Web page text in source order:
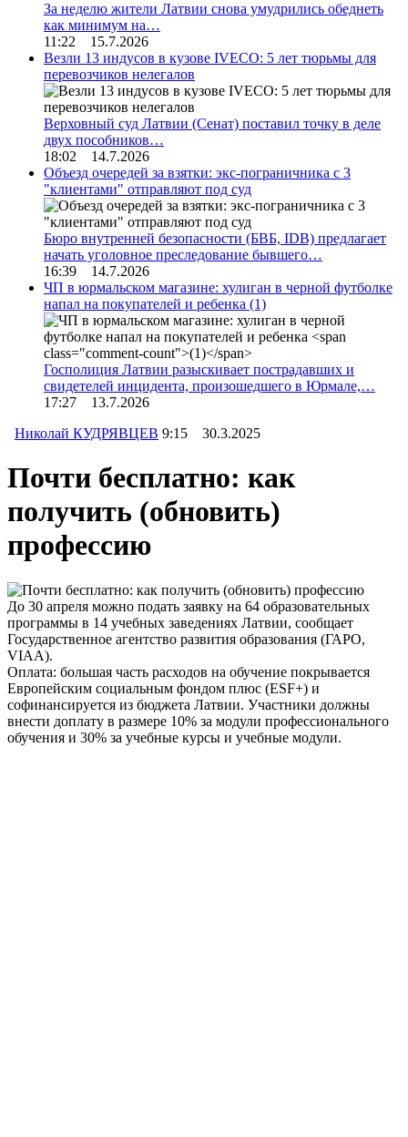
За неделю жители Латвии снова умудрились обеднеть
как минимум на…
11:22 15.7.2026
Везли 13 индусов в кузове IVECO: 5 лет тюрьмы для
перевозчиков нелегалов
Верховный суд Латвии (Сенат) поставил точку в деле
двух пособников…
18:02 14.7.2026
Объезд очередей за взятки: экс-пограничника с 3
"клиентами" отправляют под суд
Бюро внутренней безопасности (БВБ, IDB) предлагает
начать уголовное преследование бывшего…
16:39 14.7.2026
ЧП в юрмальском магазине: хулиган в черной футболке
напал на покупателей и ребенка (1)
Госполиция Латвии разыскивает пострадавших и
свидетелей инцидента, произошедшего в Юрмале,…
17:27 13.7.2026
Николай КУДРЯВЦЕВ 9:15 30.3.2025
Почти бесплатно: как
получить (обновить)
профессию
До 30 апреля можно подать заявку на 64 образовательных
программы в 14 учебных заведениях Латвии, сообщает
Государственное агентство развития образования (ГАРО,
VIAA).
Оплата: большая часть расходов на обучение покрывается
Европейским социальным фондом плюс (ESF+) и
софинансируется из бюджета Латвии. Участники должны
внести доплату в размере 10% за модули профессионального
обучения и 30% за учебные курсы и учебные модули.